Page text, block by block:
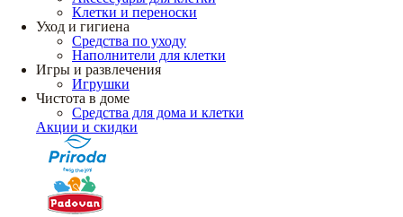
Клетки и переноски
Уход и гигиена
Средства по уходу
Наполнители для клетки
Игры и развлечения
Игрушки
Чистота в доме
Средства для дома и клетки
Акции и скидки